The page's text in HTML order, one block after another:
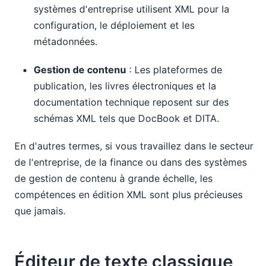
systèmes d'entreprise utilisent XML pour la
configuration, le déploiement et les
métadonnées.
Gestion de contenu : Les plateformes de
publication, les livres électroniques et la
documentation technique reposent sur des
schémas XML tels que DocBook et DITA.
En d'autres termes, si vous travaillez dans le secteur
de l'entreprise, de la finance ou dans des systèmes
de gestion de contenu à grande échelle, les
compétences en édition XML sont plus précieuses
que jamais.
Éditeur de texte classique